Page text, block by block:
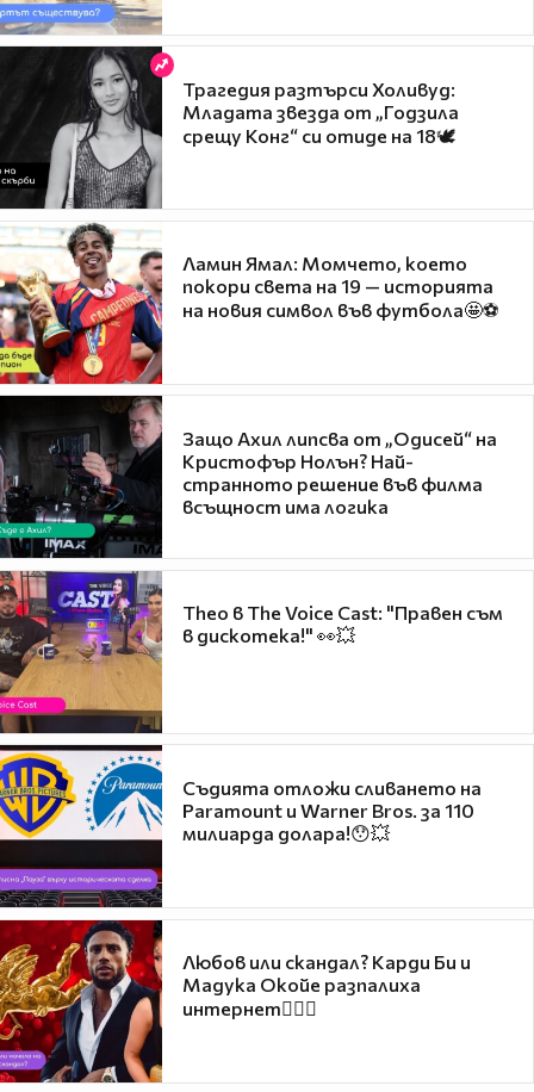
Трагедия разтърси Холивуд:
Младата звезда от „Годзила
срещу Конг“ си отиде на 18🕊️
Ламин Ямал: Момчето, което
покори света на 19 — историята
на новия символ във футбола🤩⚽
Защо Ахил липсва от „Одисей“ на
Кристофър Нолън? Най-
странното решение във филма
всъщност има логика
Theo в The Voice Cast: "Правен съм
в дискотека!" 👀💥
Съдията отложи сливането на
Paramount и Warner Bros. за 110
милиарда долара!😯💥
Любов или скандал? Карди Би и
Мадука Окойе разпалиха
интернет❤️‍🔥🔥